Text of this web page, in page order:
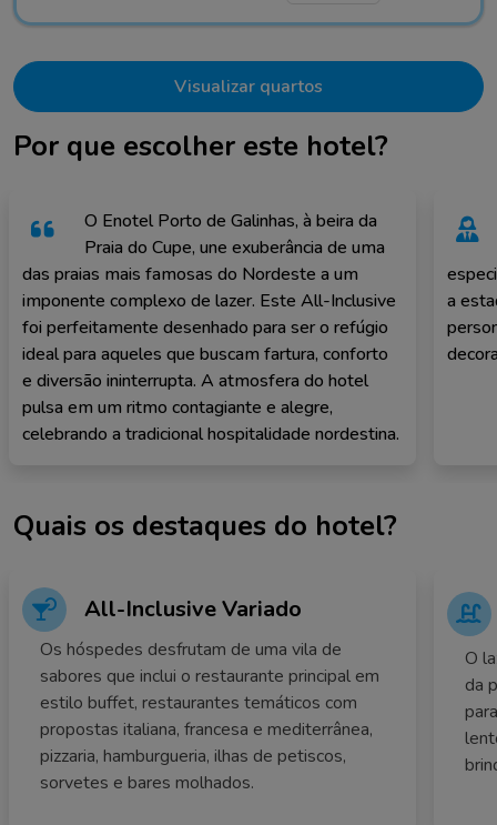
Por que escolher este hotel?
O Enotel Porto de Galinhas, à beira da
Praia do Cupe, une exuberância de uma
das praias mais famosas do Nordeste a um
imponente complexo de lazer. Este All-Inclusive
foi perfeitamente desenhado para ser o refúgio
ideal para aqueles que buscam fartura, conforto
e diversão ininterrupta. A atmosfera do hotel
pulsa em um ritmo contagiante e alegre,
celebrando a tradicional hospitalidade nordestina.
a
Visualizar quartos
Quais os destaques do hotel?
All-Inclusive Variado
Os hóspedes desfrutam de uma vila de
sabores que inclui o restaurante principal em
estilo buffet, restaurantes temáticos com
propostas italiana, francesa e mediterrânea,
pizzaria, hamburgueria, ilhas de petiscos,
sorvetes e bares molhados.
O
da